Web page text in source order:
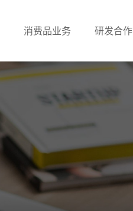
消费品业务 研发合作